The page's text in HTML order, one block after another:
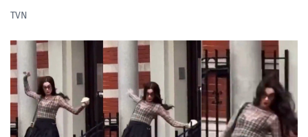
PROGRAMAS
TELESERIES
NTV
ACTUALIDAD Y TENDENCIAS
TVN